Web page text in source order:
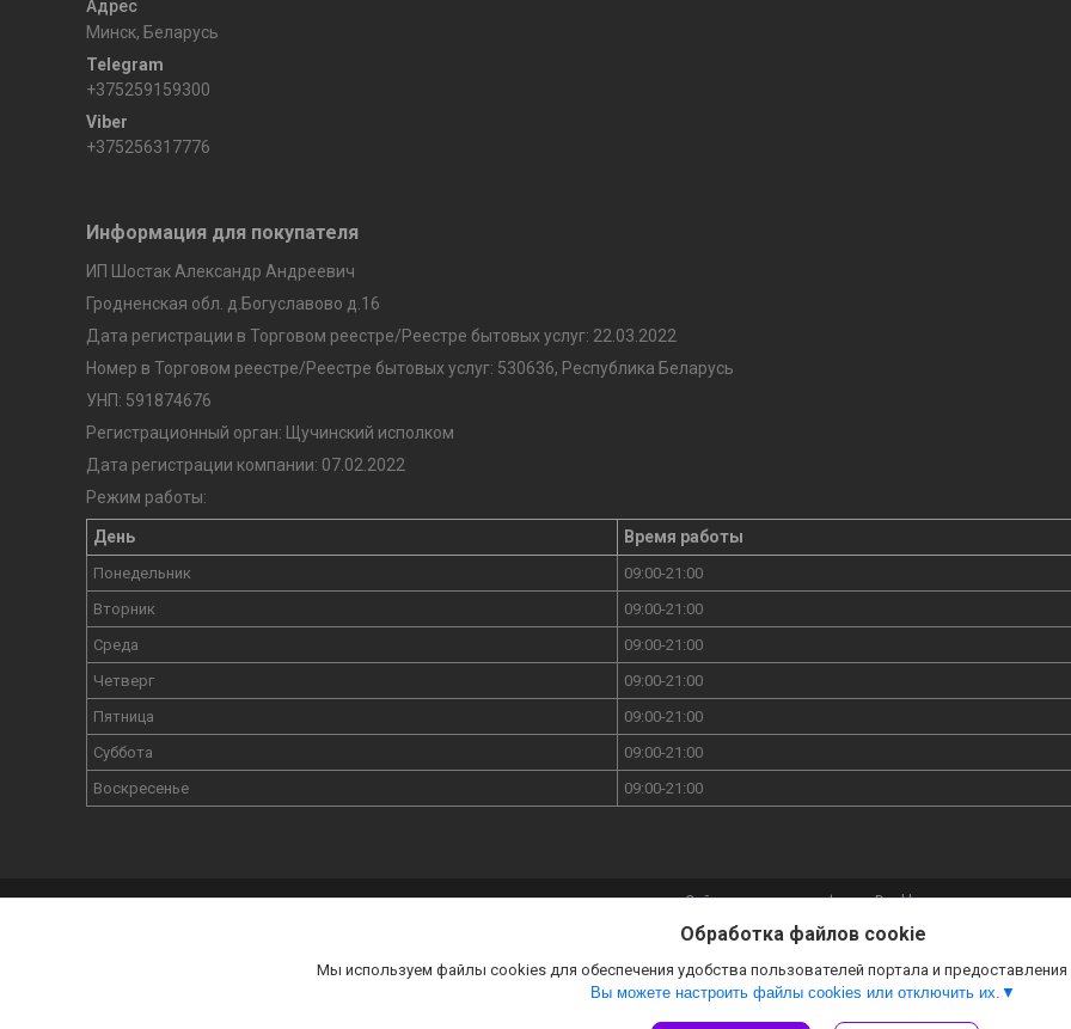
Минск, Беларусь
+375259159300
+375256317776
Информация для покупателя
ИП Шостак Александр Андреевич
Гродненская обл. д.Богуславово д.16
Дата регистрации в Торговом реестре/Реестре бытовых услуг: 22.03.2022
Номер в Торговом реестре/Реестре бытовых услуг: 530636, Республика Беларусь
УНП: 591874676
Регистрационный орган: Щучинский исполком
Дата регистрации компании: 07.02.2022
Режим работы:
День Время работы
Понедельник
09:00-21:00
Вторник
09:00-21:00
Среда
09:00-21:00
Четверг
09:00-21:00
Пятница
09:00-21:00
Суббота
09:00-21:00
Воскресенье
09:00-21:00
Сайт создан на платформе Deal.by
Политика обработки файлов cookies
Обработка файлов cookie
Мы используем файлы cookies для обеспечения удобства пользователей портала и
Вы можете настроить файлы cookies или отключить их.
DOMUM.BY |Пожаловаться на контент
Select Language ▼